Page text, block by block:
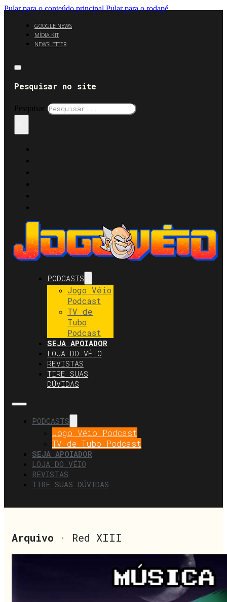
Pular para o conteúdo principal Pular para o rodapé
GOOGLE NEWS
MÍDIA KIT
NEWSLETTER
Pesquisar no site
Pesquisar
PODCASTS
Jogo Véio
Podcast
TV de
Tubo
Podcast
SEJA APOIADOR
LOJA DO VÉIO
REVISTAS
TIRE SUAS
DÚVIDAS
PODCASTS
Jogo Véio Podcast
TV de Tubo Podcast
SEJA APOIADOR
LOJA DO VÉIO
REVISTAS
TIRE SUAS DÚVIDAS
Arquivo · Red XIII